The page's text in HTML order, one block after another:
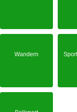
Wandern